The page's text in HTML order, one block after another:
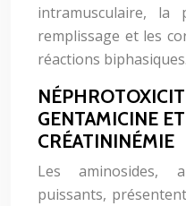
intramusculaire, la
remplissage et les
réactions biphasiques.
GENTAMICINE
CRÉATININÉMIE
Les aminosides,
puissants,